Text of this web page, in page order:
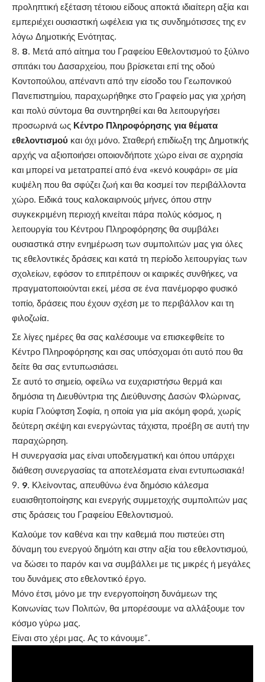
προληπτική εξέταση τέτοιου είδους αποκτά ιδιαίτερη αξία και
εμπεριέχει ουσιαστική ωφέλεια για τις συνδημότισσες της εν
λόγω Δημοτικής Ενότητας.
8. Μετά από αίτημα του Γραφείου Εθελοντισμού το ξύλινο
σπιτάκι του Δασαρχείου, που βρίσκεται επί της οδού
Κοντοπούλου, απέναντι από την είσοδο του Γεωπονικού
Πανεπιστημίου, παραχωρήθηκε στο Γραφείο μας για χρήση
και πολύ σύντομα θα συντηρηθεί και θα λειτουργήσει
προσωρινά ως Κέντρο Πληροφόρησης για θέματα
εθελοντισμού και όχι μόνο. Σταθερή επιδίωξη της Δημοτικής
αρχής να αξιοποιήσει οποιονδήποτε χώρο είναι σε αχρησία
και μπορεί να μετατραπεί από ένα «κενό κουφάρι» σε μία
κυψέλη που θα σφύζει ζωή και θα κοσμεί τον περιβάλλοντα
χώρο. Ειδικά τους καλοκαιρινούς μήνες, όπου στην
συγκεκριμένη περιοχή κινείται πάρα πολύς κόσμος, η
λειτουργία του Κέντρου Πληροφόρησης θα συμβάλει
ουσιαστικά στην ενημέρωση των συμπολιτών μας για όλες
τις εθελοντικές δράσεις και κατά τη περίοδο λειτουργίας των
σχολείων, εφόσον το επιτρέπουν οι καιρικές συνθήκες, να
πραγματοποιούνται εκεί, μέσα σε ένα πανέμορφο φυσικό
τοπίο, δράσεις που έχουν σχέση με το περιβάλλον και τη
φιλοζωία.
Σε λίγες ημέρες θα σας καλέσουμε να επισκεφθείτε το
Κέντρο Πληροφόρησης και σας υπόσχομαι ότι αυτό που θα
δείτε θα σας εντυπωσιάσει.
Σε αυτό το σημείο, οφείλω να ευχαριστήσω θερμά και
δημόσια τη Διευθύντρια της Διεύθυνσης Δασών Φλώρινας,
κυρία Γλούφτση Σοφία, η οποία για μία ακόμη φορά, χωρίς
δεύτερη σκέψη και ενεργώντας τάχιστα, προέβη σε αυτή την
παραχώρηση.
Η συνεργασία μας είναι υποδειγματική και όπου υπάρχει
διάθεση συνεργασίας τα αποτελέσματα είναι εντυπωσιακά!
9. Κλείνοντας, απευθύνω ένα δημόσιο κάλεσμα
ευαισθητοποίησης και ενεργής συμμετοχής συμπολιτών μας
στις δράσεις του Γραφείου Εθελοντισμού.
Καλούμε τον καθένα και την καθεμιά που πιστεύει στη
δύναμη του ενεργού δημότη και στην αξία του εθελοντισμού,
να δώσει το παρόν και να συμβάλλει με τις μικρές ή μεγάλες
του δυνάμεις στο εθελοντικό έργο.
Μόνο έτσι, μόνο με την ενεργοποίηση δυνάμεων της
Κοινωνίας των Πολιτών, θα μπορέσουμε να αλλάξουμε τον
κόσμο γύρω μας.
Είναι στο χέρι μας. Ας το κάνουμε”.